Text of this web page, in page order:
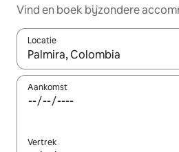
Vind en boek bijzondere
Locatie
Wanneer er suggesties
Aankomst
Vertrek